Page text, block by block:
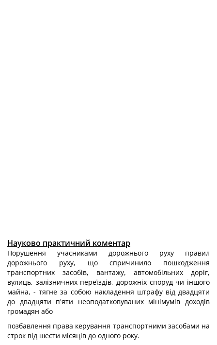
Науково практичний коментар
Порушення учасниками дорожнього руху правил
дорожнього руху, що спричинило пошкодження
транспортних засобів, вантажу, автомобільних доріг,
вулиць, залізничних переїздів, дорожніх споруд чи іншого
майна, - тягне за собою накладення штрафу від двадцяти
до двадцяти п'яти неоподатковуваних мінімумів доходів
громадян або
позбавлення права керування транспортними засобами на
строк від шести місяців до одного року.